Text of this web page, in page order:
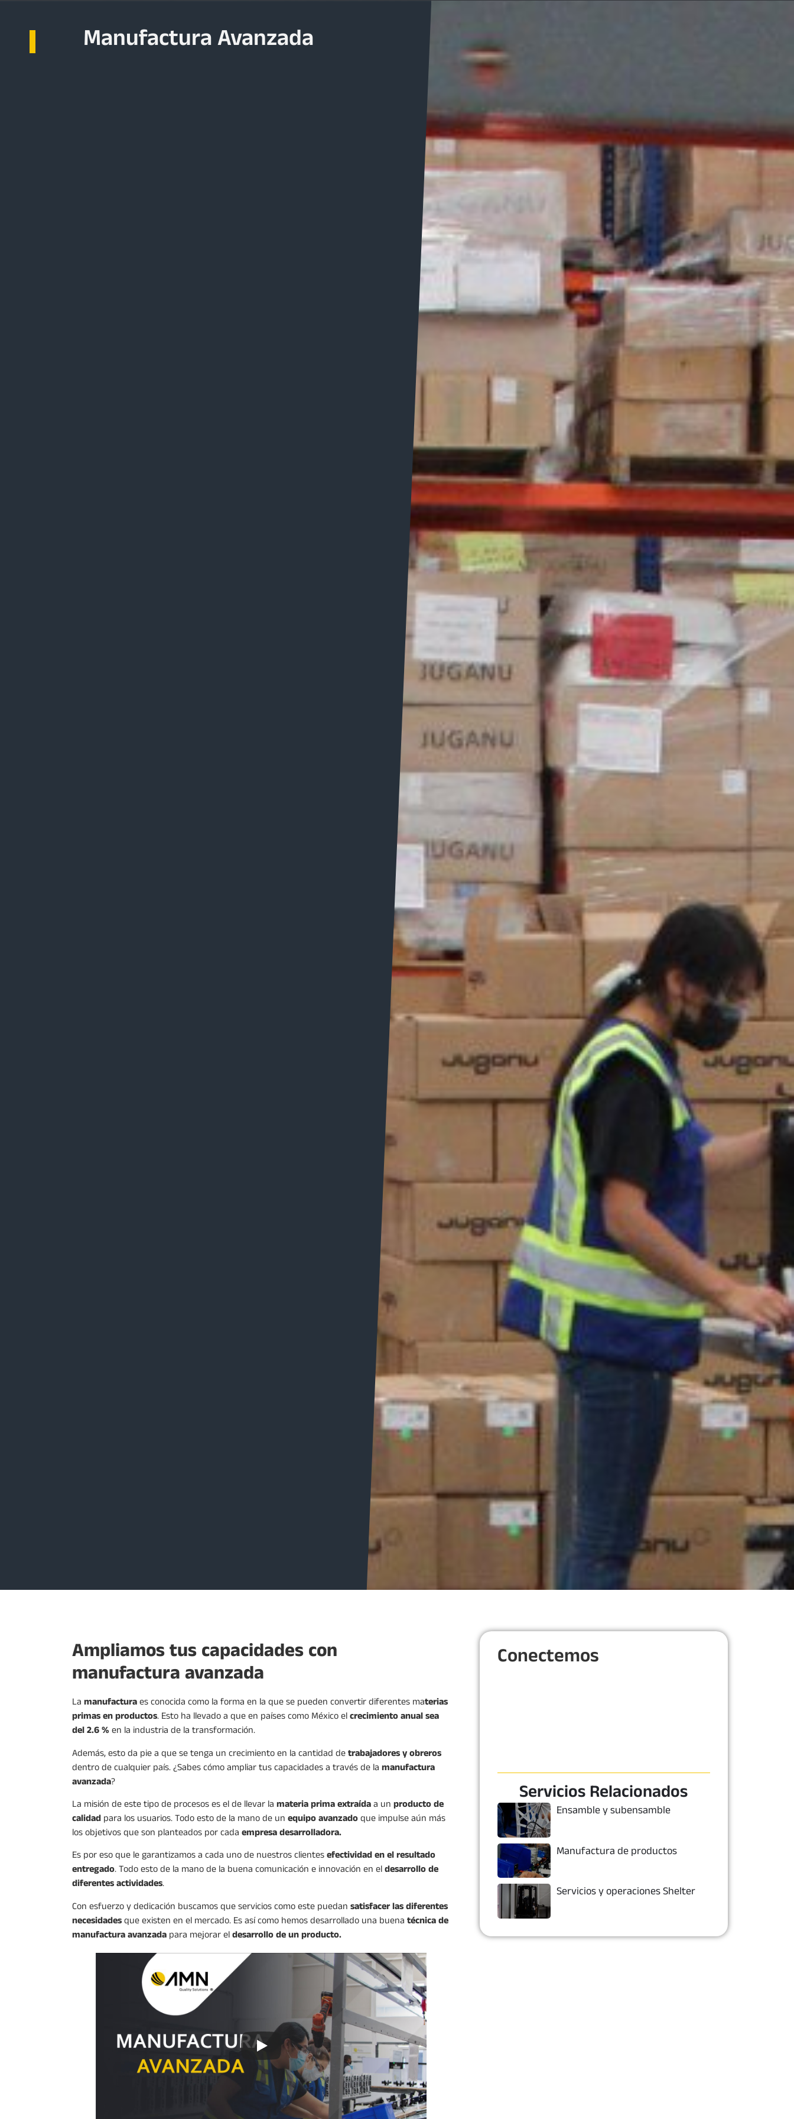
Servicios Tecnología
Manufactura Avanzada
Ampliamos tus capacidades con
manufactura avanzada
La manufacturaes conocida como la forma en la que se pueden convertir diferentes materias
primas en productos. Esto ha llevado a que en países como México elcrecimiento anual sea
del 2.6 % en la industria de la transformación.
Además, esto da pie a que se tenga un crecimiento en la cantidad detrabajadores y obreros
dentro de cualquier país. ¿Sabes cómo ampliar tus capacidades a través de la manufactura
avanzada?
La misión de este tipo de procesos es el de llevar la materia prima extraídaa un producto de
calidad para los usuarios. Todo esto de la mano de un equipo avanzadoque impulse aún más
los objetivos que son planteados por cada empresa desarrolladora.
Es por eso que le garantizamos a cada uno de nuestros clientesefectividad en el resultado
entregado. Todo esto de la mano de la buena comunicación e innovación en eldesarrollo de
diferentes actividades.
Con esfuerzo y dedicación buscamos que servicios como este puedan satisfacer las diferentes
necesidadesque existen en el mercado. Es así como hemos desarrollado una buena técnica de
manufactura avanzada para mejorar eldesarrollo de un producto.
Conectemos
Servicios Relacionados
Ensamble y subensamble
Manufactura de productos
Servicios y operaciones Shelter